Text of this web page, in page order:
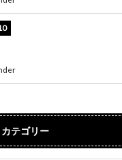
カテゴリー